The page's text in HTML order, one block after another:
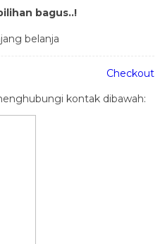
bagus..!
belanja
Checkout
kontak dibawah: